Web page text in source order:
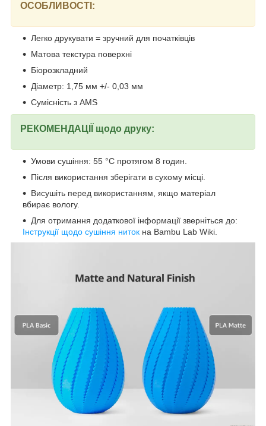
ОСОБЛИВОСТІ:
Легко друкувати = зручний для початківців
Матова текстура поверхні
Біорозкладний
Діаметр: 1,75 мм +/- 0,03 мм
Сумісність з AMS
РЕКОМЕНДАЦІЇ щодо друку:
Умови сушіння: 55 °C протягом 8 годин.
Після використання зберігати в сухому місці.
Висушіть перед використанням, якщо матеріал
вбирає вологу.
Для отримання додаткової інформації зверніться до:
Інструкції щодо сушіння ниток на Bambu Lab Wiki.